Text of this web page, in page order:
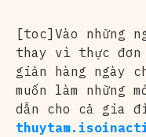
[toc]Vào những
thay vì thực đơn
giản hàng ngày
muốn làm những
dẫn cho cả gia